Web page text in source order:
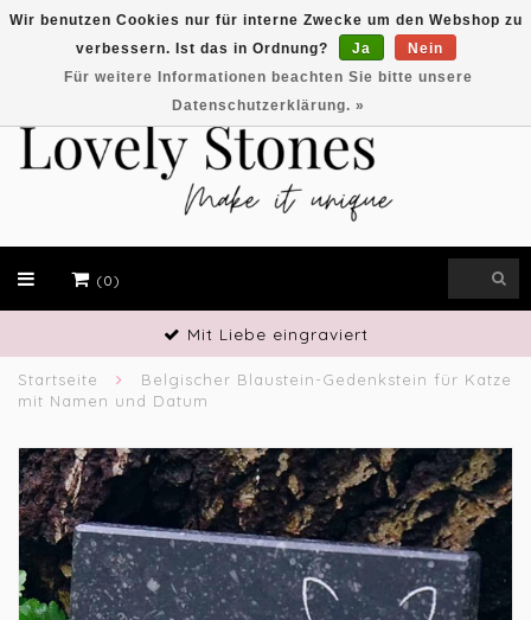
EUR
(0)
Handwerkliches Geschick
Startseite
Belgischer Blaustein-Gedenkstein für Katze
mit Namen und Datum
Wir benutzen Cookies nur für interne Zwecke um den Webshop zu
verbessern. Ist das in Ordnung?
Ja
Nein
Für weitere Informationen beachten Sie bitte unsere
Datenschutzerklärung. »